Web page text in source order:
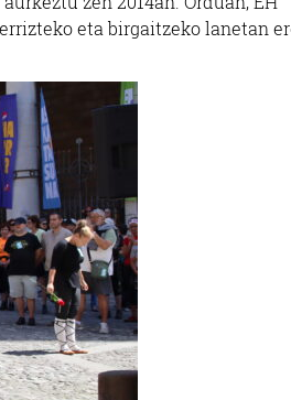
eta birgaitzeko lanetan